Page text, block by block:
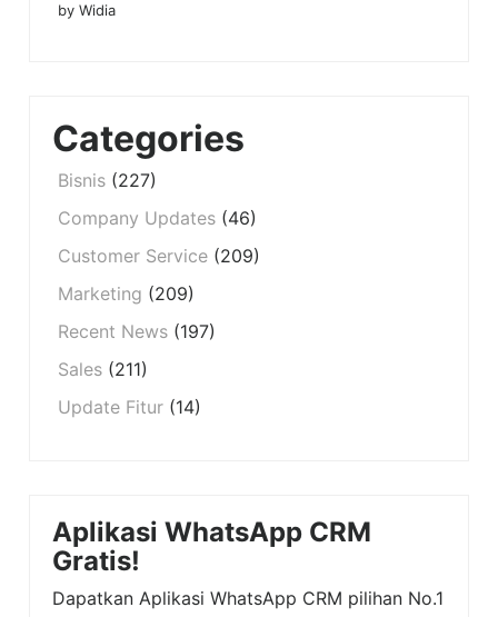
by Widia
Categories
Bisnis (227)
Company Updates (46)
Customer Service (209)
Marketing (209)
Recent News (197)
Sales (211)
Update Fitur (14)
Aplikasi WhatsApp CRM
Gratis!
Dapatkan Aplikasi WhatsApp CRM pilihan No.1